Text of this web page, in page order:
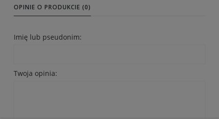
OPINIE O PRODUKCIE (0)
Imię lub pseudonim:
Twoja opinia: